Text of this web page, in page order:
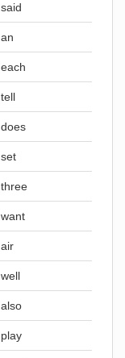
said
an
each
tell
does
set
three
want
air
well
also
play